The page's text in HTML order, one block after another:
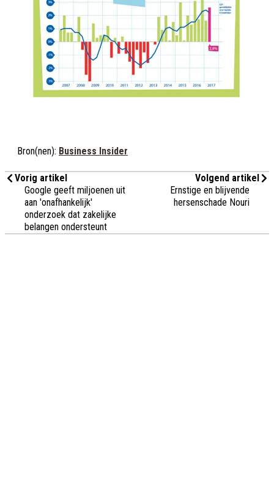
Bron(nen): Business Insider
Vorig artikel
Google geeft miljoenen uit
aan 'onafhankelijk'
onderzoek dat zakelijke
belangen ondersteunt
Volgend artikel
Ernstige en blijvende
hersenschade Nouri